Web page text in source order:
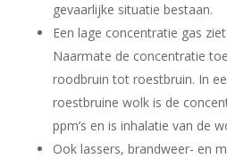
gevaarlijke situatie bestaan.
Een lage concentratie gas
Naarmate de concentratie
roodbruin tot roestbruin. In
roestbruine wolk is de
ppm’s en is inhalatie van de
Ook lassers, brandweer- en